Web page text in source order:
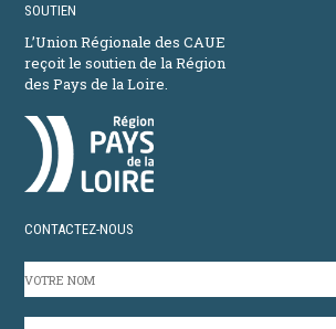
SOUTIEN
L’Union Régionale des CAUE
reçoit le soutien de la Région
des Pays de la Loire.
CONTACTEZ-NOUS
NOM